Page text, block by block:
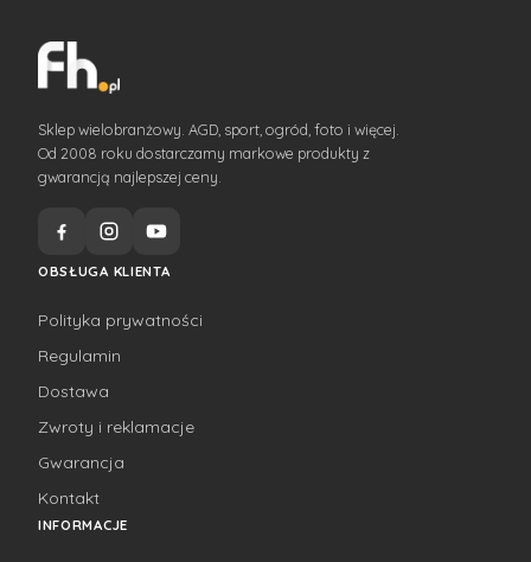
Sklep wielobranżowy. AGD, sport, ogród, foto i więcej.
Od 2008 roku dostarczamy markowe produkty z
gwarancją najlepszej ceny.
OBSŁUGA KLIENTA
Polityka prywatności
Regulamin
Dostawa
Zwroty i reklamacje
Gwarancja
Kontakt
INFORMACJE